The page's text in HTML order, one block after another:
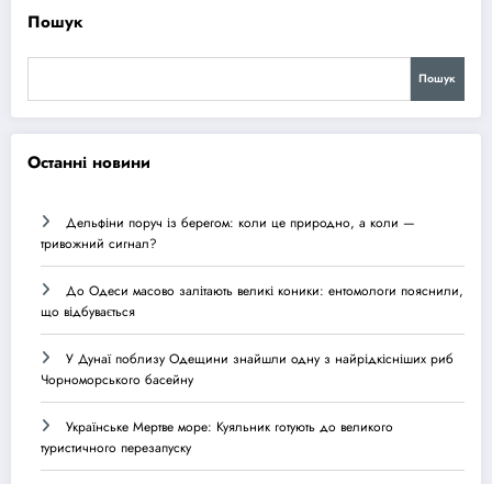
Пошук
Пошук
Останні новини
Дельфіни поруч із берегом: коли це природно, а коли —
тривожний сигнал?
До Одеси масово залітають великі коники: ентомологи пояснили,
що відбувається
У Дунаї поблизу Одещини знайшли одну з найрідкісніших риб
Чорноморського басейну
Українське Мертве море: Куяльник готують до великого
туристичного перезапуску